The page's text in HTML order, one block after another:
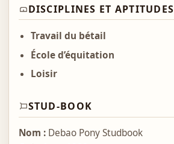
DISCIPLINES ET APTITUDES
Travail du bétail
École d’équitation
Loisir
STUD-BOOK
Nom :Debao Pony Studbook